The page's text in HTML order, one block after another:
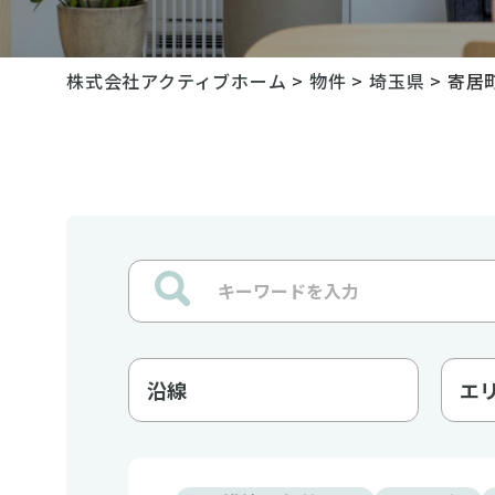
株式会社アクティブホーム >物件 >埼玉県 > 寄居